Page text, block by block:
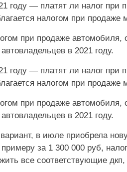
году — платят ли налог при
налогом при продаже
при продаже
в 2021 году.
году — платят ли налог при
налогом при продаже
при продаже
в 2021 году.
в июле приобрела
за 1 300 000 руб,
все соответствующие дкп,